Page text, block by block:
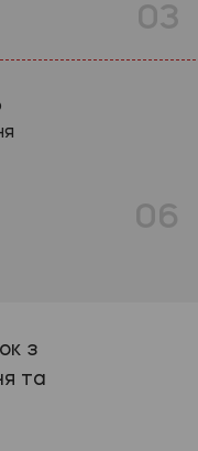
03
06
з
та